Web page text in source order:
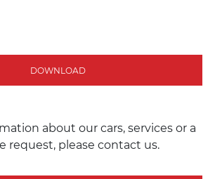
DOWNLOAD
about our cars, services or a
request, please contact us.